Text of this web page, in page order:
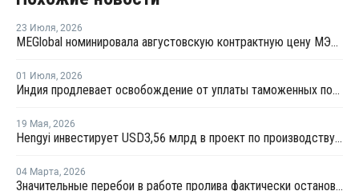
23 Июля, 2026
MEGlobal номинировала августовскую контрактную цену МЭГ для Азии
01 Июля, 2026
Индия продлевает освобождение от уплаты таможенных пошлин на импорт нефтехимии на фоне конфликта на Ближнем Востоке
19 Мая, 2026
Hengyi инвестирует USD3,56 млрд в проект по производству МЭГ из угля в Китае
04 Марта, 2026
Значительные перебои в работе пролива фактически остановят производство МЭГ в Персидском заливе